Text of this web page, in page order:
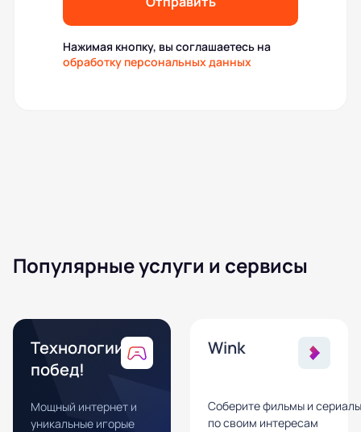
Нажимая кнопку, вы соглашаетесь на
обработку персональных данных
Популярные услуги и сервисы
Технологии
побед!
Мощный интернет и
уникальные игорые
Wink
Соберите фильмы и сериалы
по своим интересам